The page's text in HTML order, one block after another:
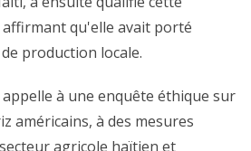
qu'elle avait porté
production locale.
à une enquête éthique sur
américains, à des mesures
agricole haïtien et